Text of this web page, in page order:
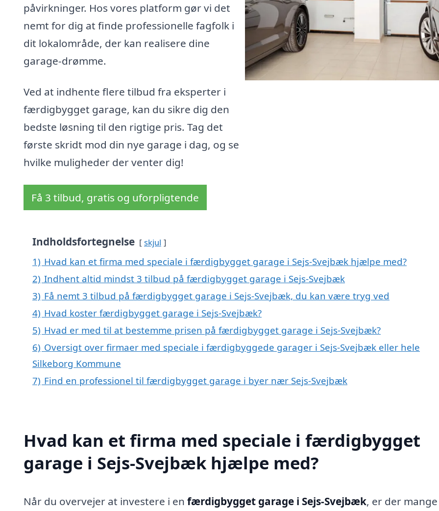
påvirkninger. Hos vores platform gør vi det
nemt for dig at finde professionelle fagfolk i
dit lokalområde, der kan realisere dine
garage-drømme.
Ved at indhente flere tilbud fra eksperter i
færdigbygget garage, kan du sikre dig den
bedste løsning til den rigtige pris. Tag det
første skridt mod din nye garage i dag, og se
hvilke muligheder der venter dig!
Få 3 tilbud, gratis og uforpligtende
Indholdsfortegnelse skjul
1) Hvad kan et firma med speciale i færdigbygget garage i Sejs-Svejbæk hjælpe med?
2) Indhent altid mindst 3 tilbud på færdigbygget garage i Sejs-Svejbæk
3) Få nemt 3 tilbud på færdigbygget garage i Sejs-Svejbæk, du kan være tryg ved
4) Hvad koster færdigbygget garage i Sejs-Svejbæk?
5) Hvad er med til at bestemme prisen på færdigbygget garage i Sejs-Svejbæk?
6) Oversigt over firmaer med speciale i færdigbyggede garager i Sejs-Svejbæk eller hele
Silkeborg Kommune
7) Find en professionel til færdigbygget garage i byer nær Sejs-Svejbæk
Hvad kan et firma med speciale i færdigbygget
garage i Sejs-Svejbæk hjælpe med?
Når du overvejer at investere i en færdigbygget garage i Sejs-Svejbæk, er der mange